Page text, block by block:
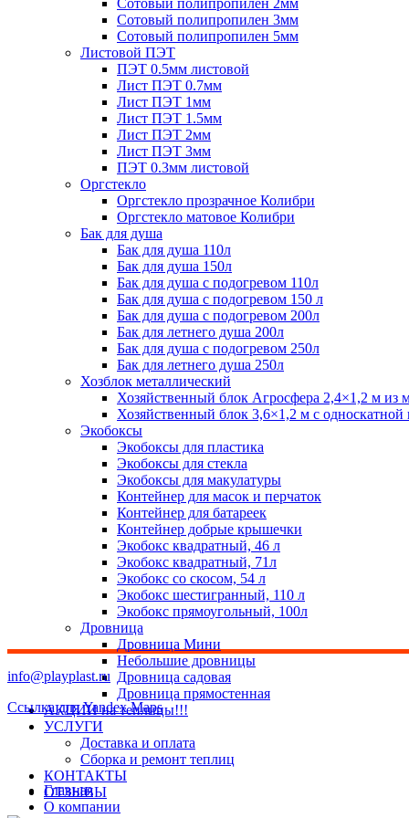
Сотовый полипропилен 2мм
Сотовый полипропилен 3мм
Сотовый полипропилен 5мм
Листовой ПЭТ
ПЭТ 0.5мм листовой
Лист ПЭТ 0.7мм
Лист ПЭТ 1мм
Лист ПЭТ 1.5мм
Лист ПЭТ 2мм
Лист ПЭТ 3мм
ПЭТ 0.3мм листовой
Оргстекло
Оргстекло прозрачное Колибри
Оргстекло матовое Колибри
Бак для душа
Бак для душа 110л
Бак для душа 150л
Бак для душа с подогревом 110л
Бак для душа с подогревом 150 л
Бак для душа с подогревом 200л
Бак для летнего душа 200л
Бак для душа с подогревом 250л
Бак для летнего душа 250л
Хозблок металлический
Хозяйственный блок Агросфера 2,4×1,2 м из
Хозяйственный блок 3,6×1,2 м с
Экобоксы
Экобоксы для пластика
Экобоксы для стекла
Экобоксы для макулатуры
Контейнер для масок и перчаток
Контейнер для батареек
Контейнер добрые крышечки
Экобокс квадратный, 46 л
Экобокс квадратный, 71л
Экобокс со скосом, 54 л
Экобокс шестигранный, 110 л
Экобокс прямоугольный, 100л
Дровница
Дровница Мини
Небольшие дровницы
Дровница садовая
Дровница прямостенная
АКЦИИ на теплицы!!!
УСЛУГИ
Доставка и оплата
Сборка и ремонт теплиц
КОНТАКТЫ
ОТЗЫВЫ
info@playplast.ru
Ссылка для Yandex Maps
Главная
О компании